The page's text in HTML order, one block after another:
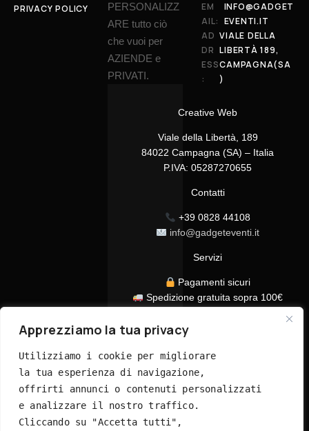
Apprezziamo la tua privacy
Utilizziamo i cookie per migliorare
la tua esperienza di navigazione,
offrirti annunci o contenuti personalizzati
e analizzare il nostro traffico.
Cliccando su "Accetta tutti",
PRIVACY POLICY
PERSONALIZZ
ARE tutto ciò
che vuoi per
AZIENDE e
PRIVATI.
Creative Web
Viale della Libertà, 189
84022 Campagna (SA) – Italia
P.IVA: 05287270655
Contatti
+39 0828 44108
info@gadgeteventi.it
Servizi
Pagamenti sicuri
Spedizione gratuita sopra 100€
Assistenza clienti dedicata
EM
AIL:
INFO@GADGET
EVENTI.IT
AD
DR
ESS
:
VIALE DELLA
LIBERTÀ 189,
CAMPAGNA(SA
)